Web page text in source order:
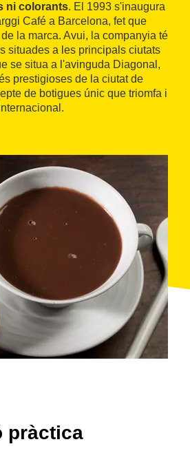
ni colorants. El 1993 s'inaugura
Café a Barcelona, fet que
la marca. Avui, la companyia té
situades a les principals ciutats
se situa a l'avinguda Diagonal,
prestigioses de la ciutat de
de botigues únic que triomfa i
pràctica